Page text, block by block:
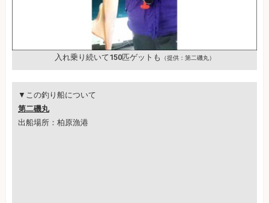
入れ乗り続いて150匹ゲットも （提供：第二磯丸）
▼この釣り船について
第二磯丸
出船場所：柏原漁港